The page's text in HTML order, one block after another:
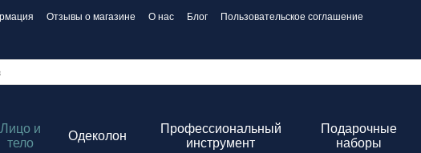
Отзывы о магазине О нас Блог
Пользовательское соглашение
Лицо и
тело
Одеколон
Профессиональный
инструмент
Подарочные
наборы